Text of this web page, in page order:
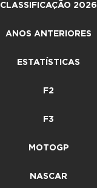
CLASSIFICAÇÃO 2026
ANOS ANTERIORES
ESTATÍSTICAS
F2
F3
MOTOGP
NASCAR